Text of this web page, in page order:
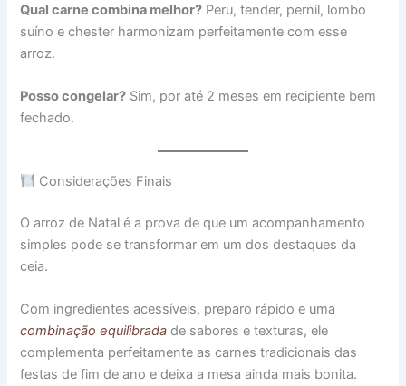
Qual carne combina melhor? Peru, tender, pernil, lombo
suíno e chester harmonizam perfeitamente com esse
arroz.
Posso congelar? Sim, por até 2 meses em recipiente bem
fechado.
Considerações Finais
O arroz de Natal é a prova de que um acompanhamento
simples pode se transformar em um dos destaques da
ceia.
Com ingredientes acessíveis, preparo rápido e uma
combinação equilibrada de sabores e texturas, ele
complementa perfeitamente as carnes tradicionais das
festas de fim de ano e deixa a mesa ainda mais bonita.